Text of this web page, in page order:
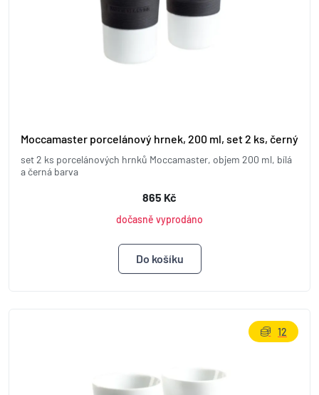
Moccamaster porcelánový hrnek, 200 ml, set 2 ks, černý
set 2 ks porcelánových hrnků Moccamaster, objem 200 ml, bílá
a černá barva
865 Kč
dočasně vyprodáno
12